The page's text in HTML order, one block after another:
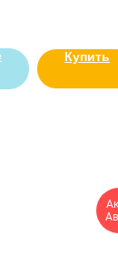
Купить